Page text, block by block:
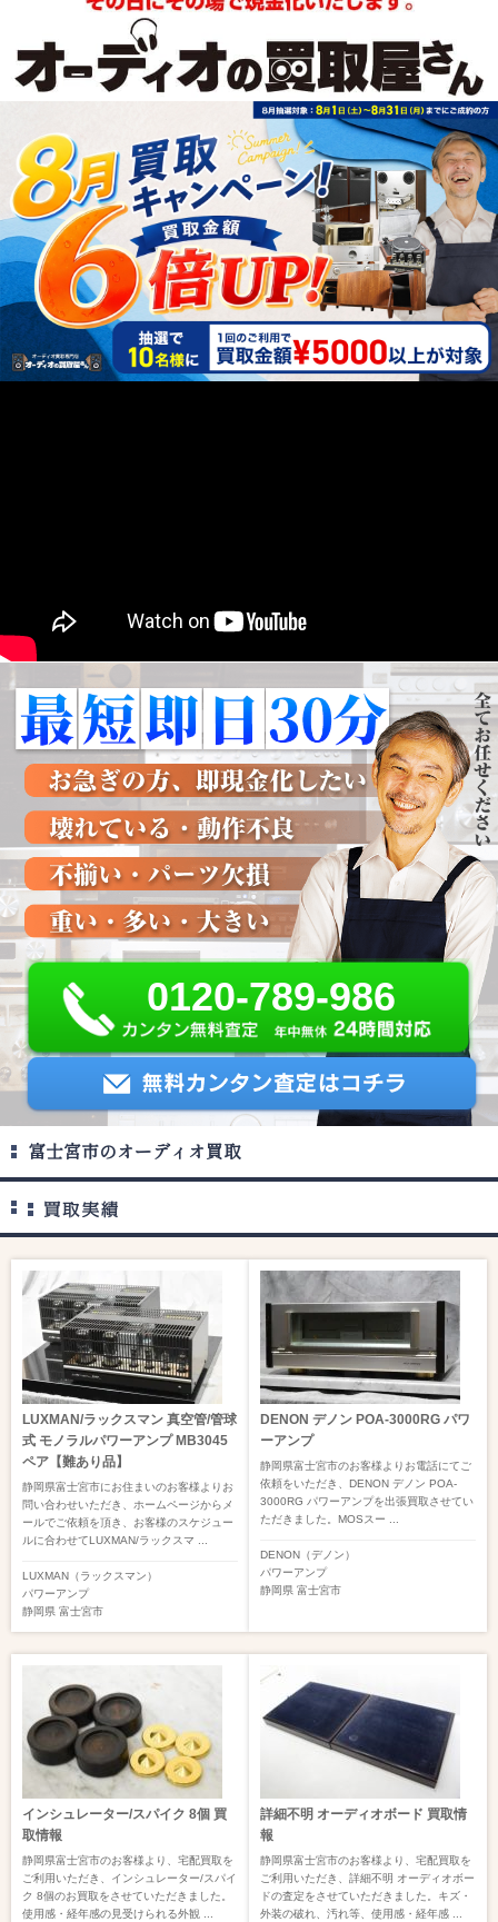
0120-789-986
富士宮市のオーディオ買取
LUXMAN/ラックスマン 真空管/管球
式 モノラルパワーアンプ MB3045
ペア【難あり品】
静岡県富士宮市にお住まいのお客様よりお
問い合わせいただき、ホームページからメ
ールでご依頼を頂き、お客様のスケジュー
ルに合わせてLUXMAN/ラックスマ ...
LUXMAN（ラックスマン）
パワーアンプ
静岡県 富士宮市
DENON デノン POA-3000RG パワ
ーアンプ
静岡県富士宮市のお客様よりお電話にてご
依頼をいただき、DENON デノン POA-
3000RG パワーアンプを出張買取させてい
ただきました。MOSスー ...
DENON（デノン）
パワーアンプ
静岡県 富士宮市
インシュレーター/スパイク 8個 買
取情報
静岡県富士宮市のお客様より、宅配買取を
ご利用いただき、インシュレーター/スパイ
ク 8個のお買取をさせていただきました。
使用感・経年感の見受けられる外観 ...
詳細不明 オーディオボード 買取情
報
静岡県富士宮市のお客様より、宅配買取を
ご利用いただき、詳細不明 オーディオボー
ドの査定をさせていただきました。キズ・
外装の破れ、汚れ等、使用感・経年感 ...